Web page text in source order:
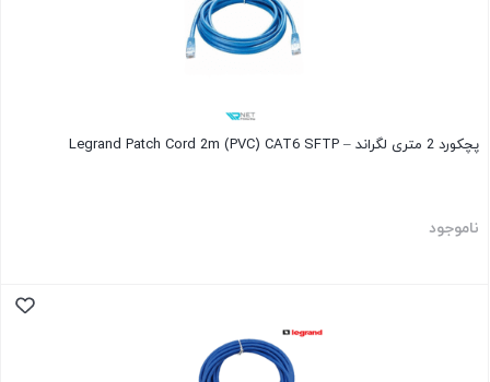
پچکورد 2 متری لگراند – Legrand Patch Cord 2m (PVC) CAT6 SFTP
ناموجود